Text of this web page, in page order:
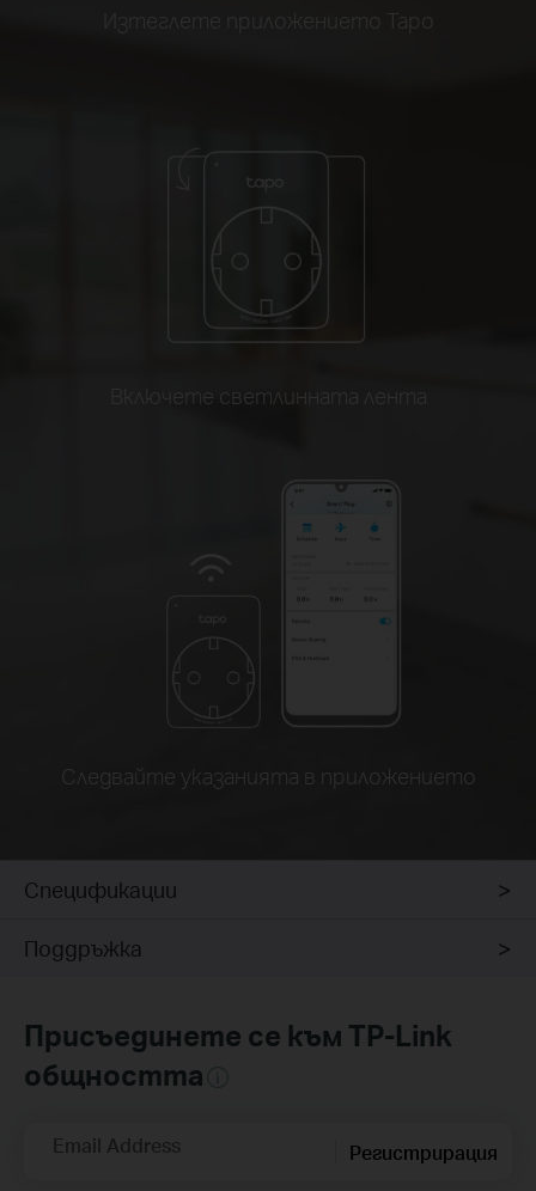
Изтеглете приложението Tapo
Включете светлинната лента
Следвайте указанията в приложението
Спецификации
Поддръжка
Присъединете се към TP-Link
общността
Email Address Регистрирация